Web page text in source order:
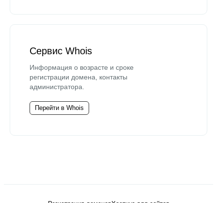
Сервис Whois
Информация о возрасте и сроке
регистрации домена, контакты
администратора.
Перейти в Whois